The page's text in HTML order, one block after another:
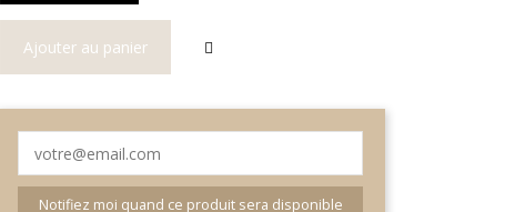
Ajouter au panier
Notifiez moi quand ce produit sera disponible